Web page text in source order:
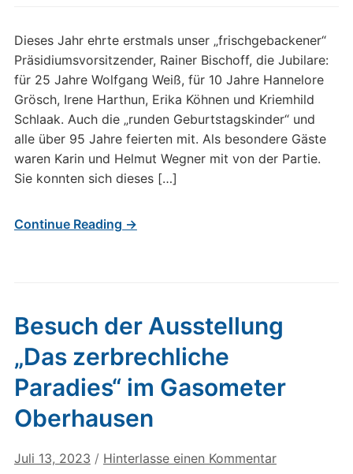
Dieses Jahr ehrte erstmals unser „frischgebackener“
Präsidiumsvorsitzender, Rainer Bischoff, die Jubilare:
für 25 Jahre Wolfgang Weiß, für 10 Jahre Hannelore
Grösch, Irene Harthun, Erika Köhnen und Kriemhild
Schlaak. Auch die „runden Geburtstagskinder“ und
alle über 95 Jahre feierten mit. Als besondere Gäste
waren Karin und Helmut Wegner mit von der Partie.
Sie konnten sich dieses […]
Continue Reading →
Besuch der Ausstellung
„Das zerbrechliche
Paradies“ im Gasometer
Oberhausen
Juli 13, 2023 / Hinterlasse einen Kommentar